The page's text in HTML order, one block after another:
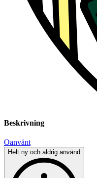
Beskrivning
Oanvänt
Helt ny och aldrig använd